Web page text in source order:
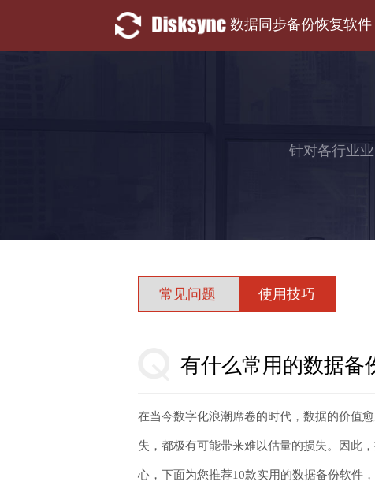
数据同步备份恢复软件
针对各行业
常见问题 使用技巧
有什么常用的数据备
在当今数字化浪潮席卷的时代，数据的价值
失，都极有可能带来难以估量的损失。因此
心，下面为您推荐10款实用的数据备份软件，